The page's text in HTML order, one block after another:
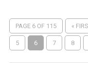
PAGE 6 OF 115 «
5 6 7 8